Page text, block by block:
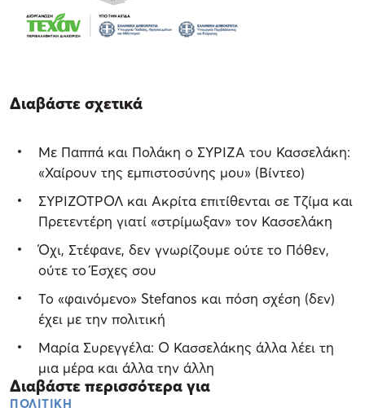
Διαβάστε σχετικά
Με Παππά και Πολάκη ο ΣΥΡΙΖΑ του Κασσελάκη:
«Χαίρουν της εμπιστοσύνης μου» (Βίντεο)
ΣΥΡΙΖΟΤΡΟΛ και Ακρίτα επιτίθενται σε Τζίμα και
Πρετεντέρη γιατί «στρίμωξαν» τον Κασσελάκη
Όχι, Στέφανε, δεν γνωρίζουμε ούτε το Πόθεν,
ούτε το Έσχες σου
Το «φαινόμενο» Stefanos και πόση σχέση (δεν)
έχει με την πολιτική
Μαρία Συρεγγέλα: Ο Κασσελάκης άλλα λέει τη
μια μέρα και άλλα την άλλη
Διαβάστε περισσότερα για
ΠΟΛΙΤΙΚΗ